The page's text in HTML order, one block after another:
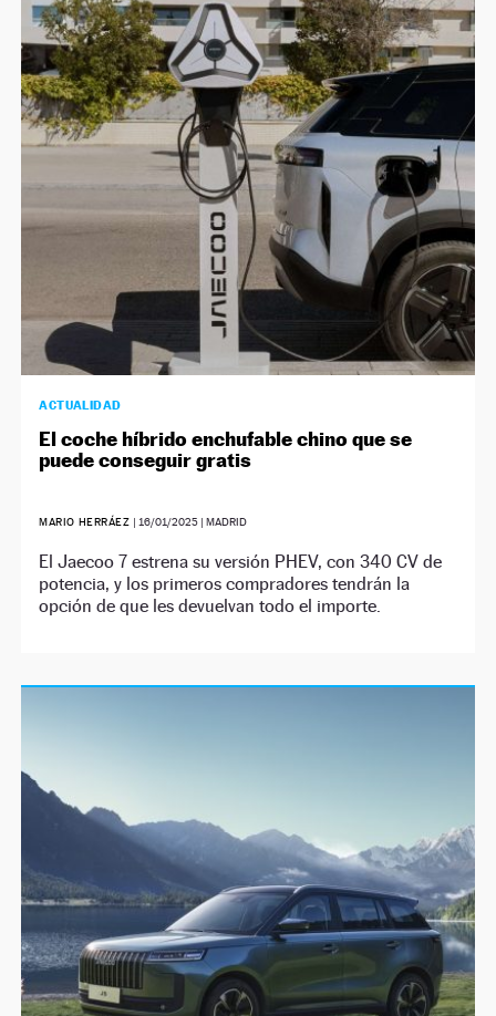
ACTUALIDAD
El coche híbrido enchufable chino que se
puede conseguir gratis
MARIO HERRÁEZ | 16/01/2025 | MADRID
El Jaecoo 7 estrena su versión PHEV, con 340 CV de
potencia, y los primeros compradores tendrán la
opción de que les devuelvan todo el importe.